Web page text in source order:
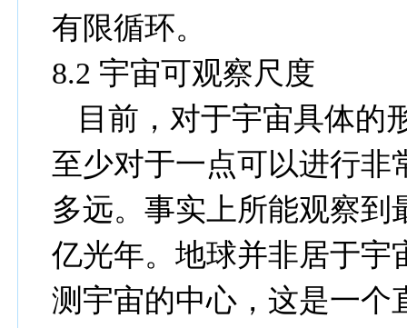
有限循环。
8.2 宇宙可观察尺度
目前，对于宇宙具体的
至少对于一点可以进行非
多远。事实上所能观察到
亿光年。地球并非居于宇
测宇宙的中心，这是一个